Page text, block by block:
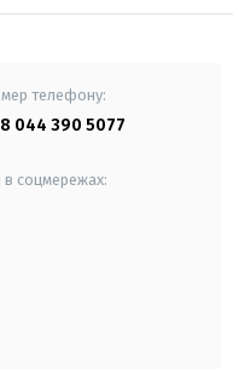
телефону:
044 390 5077
соцмережах: